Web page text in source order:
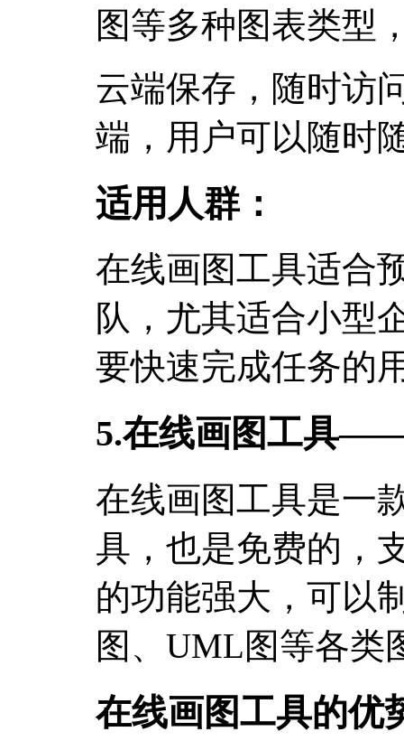
图等多种图表类型
云端保存，随时访
端，用户可以随时
适用人群：
在线画图工具适合
队，尤其适合小型
要快速完成任务的
5.在线画图工具
在线画图工具是一
具，也是免费的，
的功能强大，可以
图、UML图等各类
在线画图工具的优